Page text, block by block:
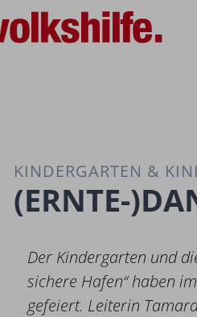
KINDERGARTEN &
(ERNTE-
Der Kindergarten und
sichere Hafen“ haben
gefeiert. Leiterin